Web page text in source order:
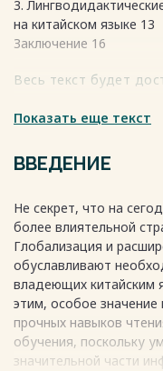
3.
на китайском языке 13
Заключение 16
Весь текст будет
Показать еще текст
ВВЕДЕНИЕ
Не секрет, что на
более влиятельной
Глобализация и
обуславливают
владеющих китайским
этим, особое
прочных навыков
обучения, поскольку
значительной части